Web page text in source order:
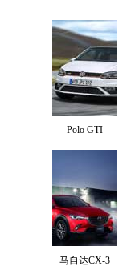
Polo GTI
马自达CX-3